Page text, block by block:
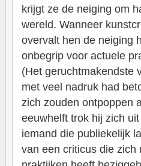
krijgt ze de neiging om
wereld. Wanneer
overvalt hen de neiging
onbegrip voor actuele
(Het geruchtmakendste
met veel nadruk had
zich zouden ontpoppen
eeuwhelft trok hij zich
iemand die publiekelijk
van een criticus die zich